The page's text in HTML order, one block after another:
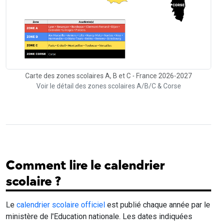
Carte des zones scolaires A, B et C - France 2026-2027
Voir le détail des zones scolaires A/B/C & Corse
Comment lire le calendrier
scolaire ?
Le calendrier scolaire officiel est publié chaque année par le
ministère de l'Education nationale. Les dates indiquées